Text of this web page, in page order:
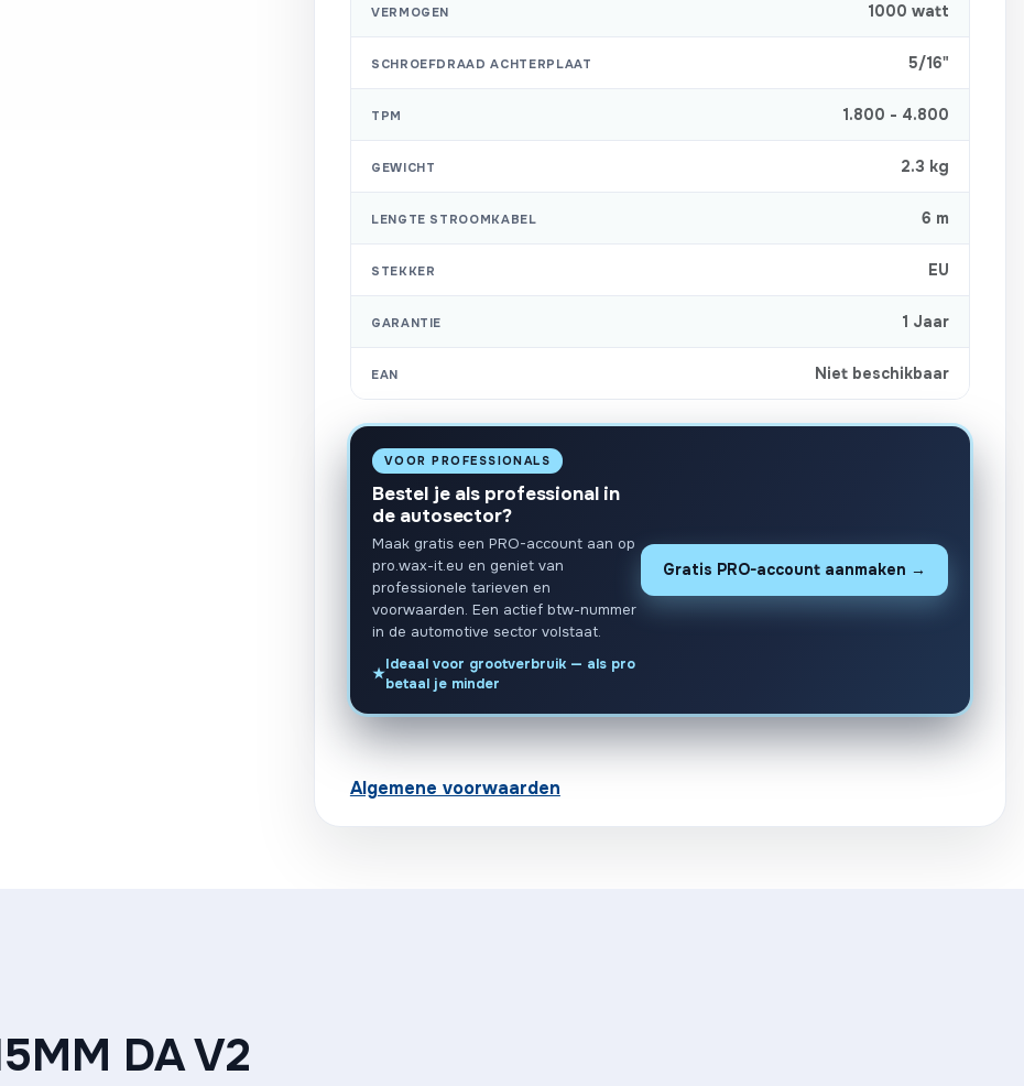
VERMOGEN 1000 watt
SCHROEFDRAAD ACHTERPLAAT 5/16"
TPM 1.800 - 4.800
GEWICHT 2.3 kg
LENGTE STROOMKABEL 6 m
STEKKER EU
GARANTIE 1 Jaar
EAN Niet beschikbaar
VOOR PROFESSIONALS
Bestel je als professional in
de autosector?
Maak gratis een PRO-account aan op
pro.wax-it.eu en geniet van
professionele tarieven en
voorwaarden. Een actief btw-nummer
in de automotive sector volstaat.
Ideaal voor grootverbruik — als pro
betaal je minder
Gratis PRO-account aanmaken →
Algemene voorwaarden
DA V2